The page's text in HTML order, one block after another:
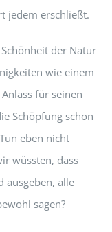
jedem erschließt.
der Natur
wie einem
für seinen
Schöpfung schon
eben nicht
wüssten, dass
ausgeben, alle
sagen?